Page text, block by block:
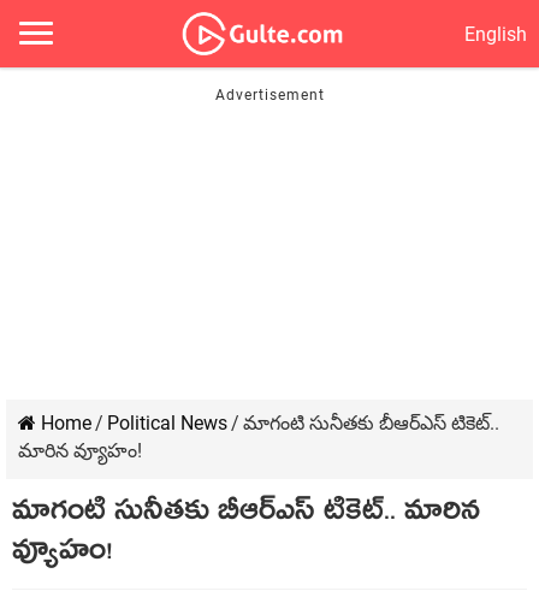
English
Home/ Political News/ మాగంటి సునీత‌కు బీఆర్ఎస్ టికెట్‌..
మారిన వ్యూహం!
మాగంటి సునీత‌కు బీఆర్ఎస్ టికెట్‌.. మారిన
వ్యూహం!